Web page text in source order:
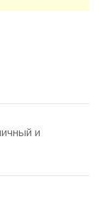
и